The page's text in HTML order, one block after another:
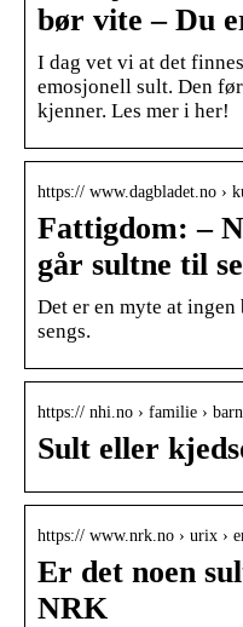
bør vite – Du
I dag vet vi at det
emosjonell sult. Den
kjenner. Les mer i her!
https:// www.dagbladet.no ›
Fattigdom: –
går sultne til
Det er en myte at
sengs.
https:// nhi.no › familie ›
Sult eller
https:// www.nrk.no › urix ›
Er det noen
NRK